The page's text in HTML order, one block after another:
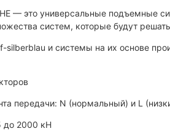
— это универсальные подъемные
систем, которые будут
и системы на их основе
передачи: N (нормальный) и L
до 2000 кН